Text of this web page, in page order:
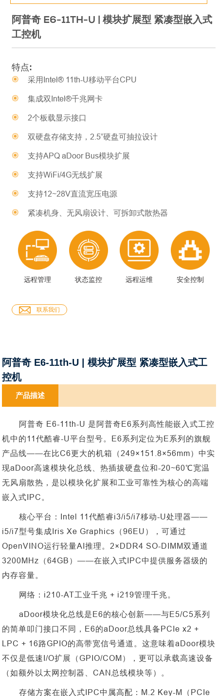
阿普奇 E6-11TH-U | 模块扩展型 紧凑型嵌入式
工控机
特点:
采用Intel® 11th-U移动平台CPU
集成双Intel®千兆网卡
2个板载显示接口
双硬盘存储支持，2.5”硬盘可抽拉设计
支持APQ aDoor Bus模块扩展
支持WiFi/4G无线扩展
支持12~28V直流宽压电源
紧凑机身、无风扇设计、可拆卸式散热器
远程管理 状态监控 远程运维 安全控制
联系我们
阿普奇 E6-11th-U | 模块扩展型 紧凑型嵌入式工
控机
产品描述
阿普奇 E6-11th-U 是阿普奇E6系列高性能嵌入式工控
机中的11代酷睿-U平台型号。E6系列定位为E系列的旗舰
产品线——在比C6更大的机箱（249×151.8×56mm）中实
现aDoor高速模块化总线、热插拔硬盘位和-20~60℃宽温
无风扇散热，是以模块化扩展和工业可靠性为核心的高端
嵌入式IPC。
核心平台： Intel 11代酷睿i3/i5/i7移动-U处理器——
i5/i7型号集成Iris Xe Graphics（96EU），可通过
OpenVINO运行轻量AI推理。2×DDR4 SO-DIMM双通道
3200MHz（64GB）——在嵌入式IPC中提供服务器级的
内存容量。
网络： i210-AT工业千兆 + i219管理千兆。
aDoor模块化总线是E6的核心创新——与E5/C5系列
的简单叩门接口不同，E6的aDoor总线具备PCIe x2 +
LPC + 16路GPIO的高带宽信号通道。这意味着aDoor模块
不仅是低速I/O扩展（GPIO/COM），更可以承载高速设备
（如额外以太网控制器、CAN总线模块等）。
存储方案在嵌入式IPC中属高配：M.2 Key-M（PCIe